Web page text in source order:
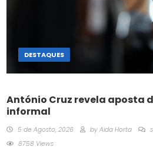
DESTAQUES
António Cruz revela aposta
informal
5 de Agosto, 2026 by Aida Horta
8758 Views